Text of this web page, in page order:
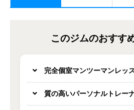
このジムのおすす
完全個室マンツーマンレッ
質の高いパーソナルトレー